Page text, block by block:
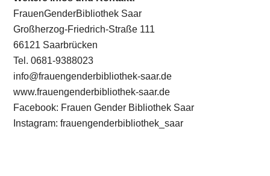
FrauenGenderBibliothek Saar
Großherzog-Friedrich-Straße 111
66121 Saarbrücken
Tel. 0681-9388023
info@frauengenderbibliothek-saar.de
www.frauengenderbibliothek-saar.de
Facebook: Frauen Gender Bibliothek Saar
Instagram: frauengenderbibliothek_saar